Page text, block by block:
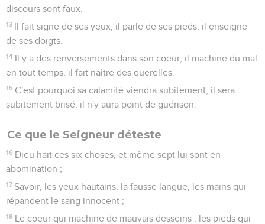
discours sont faux.
13 Il fait signe de ses yeux, il parle de ses pieds, il enseigne
de ses doigts.
14 Il y a des renversements dans son coeur, il machine du mal
en tout temps, il fait naître des querelles.
15 C'est pourquoi sa calamité viendra subitement, il sera
subitement brisé, il n'y aura point de guérison.
Ce que le Seigneur déteste
16 Dieu hait ces six choses, et même sept lui sont en
abomination ;
17 Savoir, les yeux hautains, la fausse langue, les mains qui
répandent le sang innocent ;
18 Le coeur qui machine de mauvais desseins ; les pieds qui